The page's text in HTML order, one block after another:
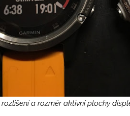
a rozměr aktivní plochy